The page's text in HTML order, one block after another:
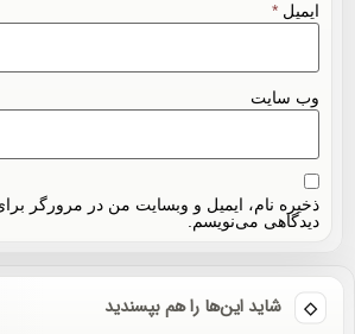
ایمیل *
وب‌ سایت
ذخیره نام، ایمیل و وبسایت من در مرورگر
دیدگاهی می‌نویسم.
شاید این‌ها را هم بپسندید